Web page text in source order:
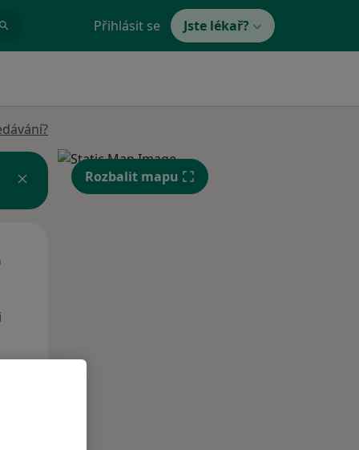
Přihlásit se Jste lékař?
Rozbalit mapu